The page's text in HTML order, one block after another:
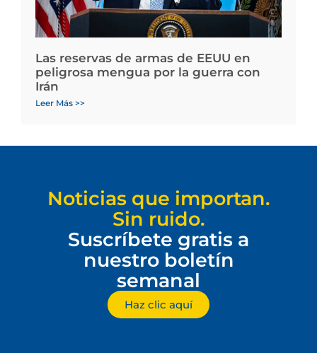
Las reservas de armas de EEUU en
peligrosa mengua por la guerra con
Irán
Leer Más >>
Noticias que importan.
Sin ruido.
Suscríbete gratis a
nuestro boletín
semanal
Haz clic aquí